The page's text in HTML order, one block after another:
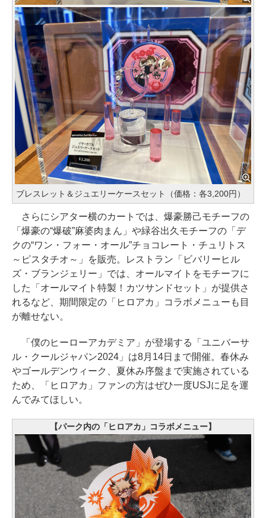
ブレスレット＆ジュエリーケースセット（価格：各3,200円）
さらにシアター横のカートでは、爆豪勝己モチーフの
「爆豪の“爆破”麻婆肉まん」や緑谷出久モチーフの「デ
クの“ワン・フォー・オール”チョコレート・チュリトス
～ピスタチオ～」を販売。レストラン「ビバリーヒル
ズ・ブランジェリー」では、オールマイトをモチーフに
した「オールマイト特製！カツサンドセット」が提供さ
れるなど、期間限定の「ヒロアカ」コラボメニューも目
が離せない。
「僕のヒーローアカデミア」が登場する「ユニバーサ
ル・クールジャパン2024」は8月14日まで開催。春休み
やゴールデンウィーク、夏休み序盤まで実施されている
ため、「ヒロアカ」ファンの方はぜひ一度USJに足を運
んでみてほしい。
【パーク内の「ヒロアカ」コラボメニュー】